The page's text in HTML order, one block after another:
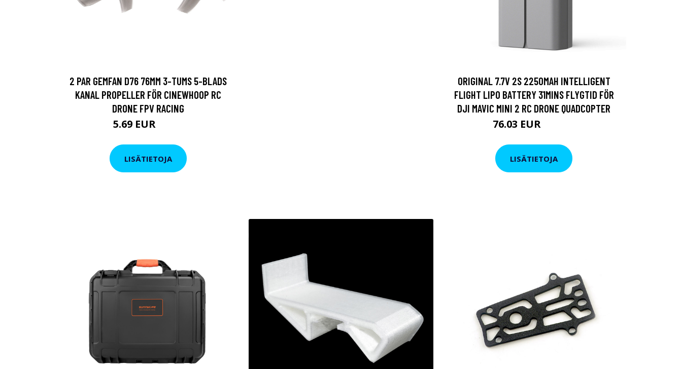
2 PAR GEMFAN D76 76MM 3-TUMS 5-BLADS
KANAL PROPELLER FÖR CINEWHOOP RC
DRONE FPV RACING
5.69 EUR
LISÄTIETOJA
ORIGINAL 7.7V 2S 2250MAH INTELLIGENT
FLIGHT LIPO BATTERY 31MINS FLYGTID FÖR
DJI MAVIC MINI 2 RC DRONE QUADCOPTER
76.03 EUR
LISÄTIETOJA